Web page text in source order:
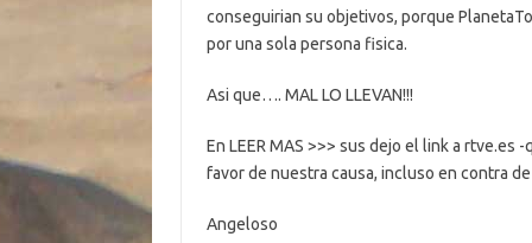
conseguirian su objetivos, porque
por una sola persona fisica.
Asi que…. MAL LO LLEVAN!!!
En LEER MAS >>> sus dejo el link a
favor de nuestra causa, incluso en contra
Angeloso